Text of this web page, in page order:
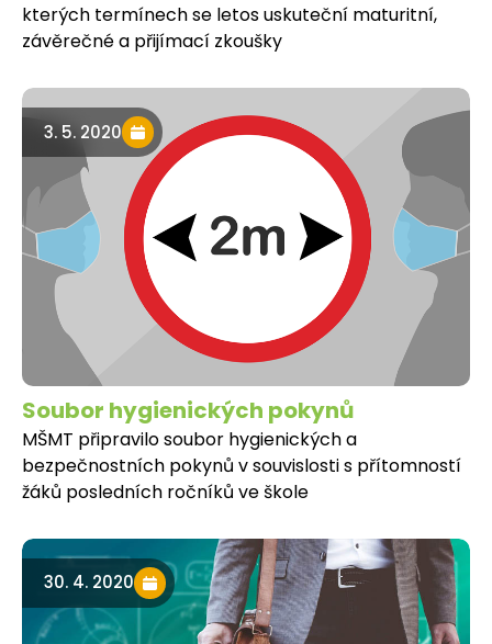
kterých termínech se letos uskuteční maturitní,
závěrečné a přijímací zkoušky
3. 5. 2020
Soubor hygienických pokynů
MŠMT připravilo soubor hygienických a
bezpečnostních pokynů v souvislosti s přítomností
žáků posledních ročníků ve škole
30. 4. 2020